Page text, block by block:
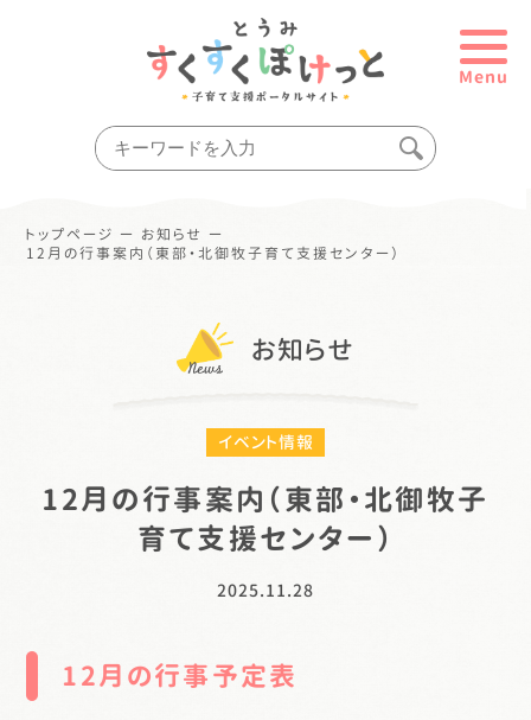
Menu
トップページ ー お知らせ ー
12月の行事案内（東部・北御牧子育て支援センター）
お知らせ
イベント情報
12月の行事案内（東部・北御牧子
育て支援センター）
2025.11.28
12月の行事予定表